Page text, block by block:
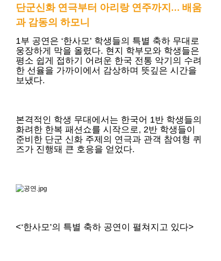
단군신화 연극부터 아리랑 연주까지… 배움
과 감동의 하모니
1부 공연은 ‘한사모’ 학생들의 특별 축하 무대로
웅장하게 막을 올렸다. 현지 학부모와 학생들은
평소 쉽게 접하기 어려운 한국 전통 악기의 수려
한 선율을 가까이에서 감상하며 뜻깊은 시간을
보냈다.
본격적인 학생 무대에서는 한국어 1반 학생들의
화려한 한복 패션쇼를 시작으로, 2반 학생들이
준비한 단군 신화 주제의 연극과 관객 참여형 퀴
즈가 진행돼 큰 호응을 얻었다.
<‘한사모’의 특별 축하 공연이 펼쳐지고 있다>